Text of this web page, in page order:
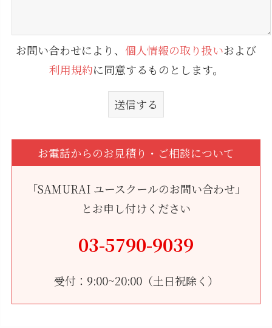
お問い合わせにより、 個人情報の取り扱いおよび
利用規約に同意するものとします。
お電話からのお見積り・ご相談について
「SAMURAI ユースクールのお問い合わせ」
とお申し付けください
03-5790-9039
受付：9:00~20:00（土日祝除く）